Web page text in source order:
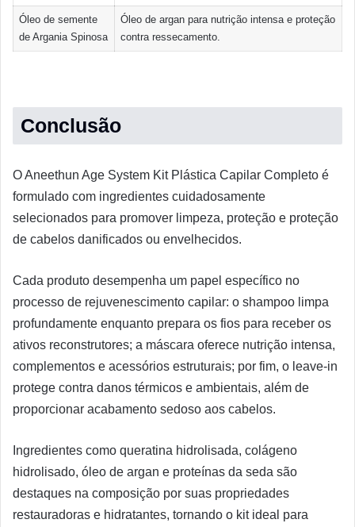
Óleo de semente
de Argania Spinosa
Óleo de argan para nutrição intensa e proteção
contra ressecamento.
Conclusão
O Aneethun Age System Kit Plástica Capilar Completo é
formulado com ingredientes cuidadosamente
selecionados para promover limpeza, proteção e proteção
de cabelos danificados ou envelhecidos.
Cada produto desempenha um papel específico no
processo de rejuvenescimento capilar: o shampoo limpa
profundamente enquanto prepara os fios para receber os
ativos reconstrutores; a máscara oferece nutrição intensa,
complementos e acessórios estruturais; por fim, o leave-in
protege contra danos térmicos e ambientais, além de
proporcionar acabamento sedoso aos cabelos.
Ingredientes como queratina hidrolisada, colágeno
hidrolisado, óleo de argan e proteínas da seda são
destaques na composição por suas propriedades
restauradoras e hidratantes, tornando o kit ideal para